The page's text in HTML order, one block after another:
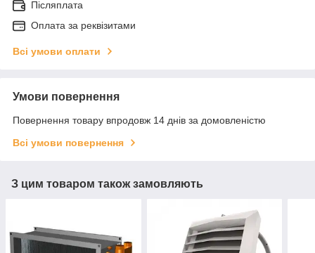
Післяплата
Оплата за реквізитами
Всі умови оплати
Умови повернення
Повернення товару впродовж 14 днів за домовленістю
Всі умови повернення
З цим товаром також замовляють